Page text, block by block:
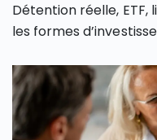
Détention réelle,
les formes